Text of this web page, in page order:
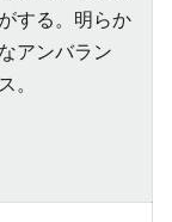
がする。明らか
なアンバラン
ス。